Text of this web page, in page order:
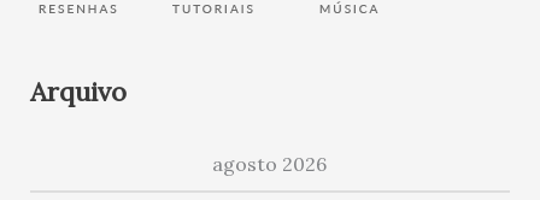
Arquivo
agosto 2026